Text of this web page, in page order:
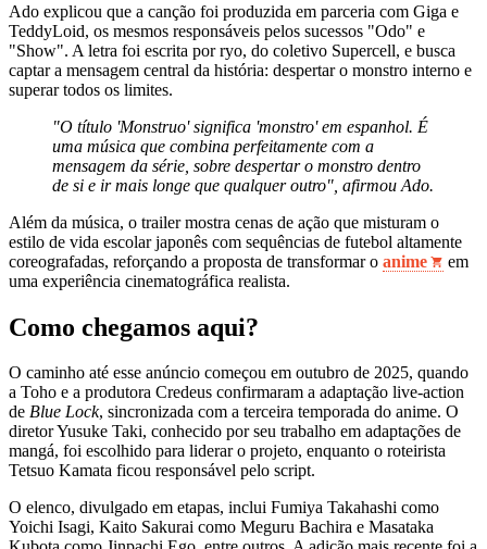
Ado explicou que a canção foi produzida em parceria com Giga e
TeddyLoid, os mesmos responsáveis pelos sucessos "Odo" e
"Show". A letra foi escrita por ryo, do coletivo Supercell, e busca
captar a mensagem central da história: despertar o monstro interno e
superar todos os limites.
"O título 'Monstruo' significa 'monstro' em espanhol. É
uma música que combina perfeitamente com a
mensagem da série, sobre despertar o monstro dentro
de si e ir mais longe que qualquer outro", afirmou Ado.
Além da música, o trailer mostra cenas de ação que misturam o
estilo de vida escolar japonês com sequências de futebol altamente
coreografadas, reforçando a proposta de transformar o anime
em
uma experiência cinematográfica realista.
Como chegamos aqui?
O caminho até esse anúncio começou em outubro de 2025, quando
a Toho e a produtora Credeus confirmaram a adaptação live-action
de Blue Lock, sincronizada com a terceira temporada do anime. O
diretor Yusuke Taki, conhecido por seu trabalho em adaptações de
mangá, foi escolhido para liderar o projeto, enquanto o roteirista
Tetsuo Kamata ficou responsável pelo script.
O elenco, divulgado em etapas, inclui Fumiya Takahashi como
Yoichi Isagi, Kaito Sakurai como Meguru Bachira e Masataka